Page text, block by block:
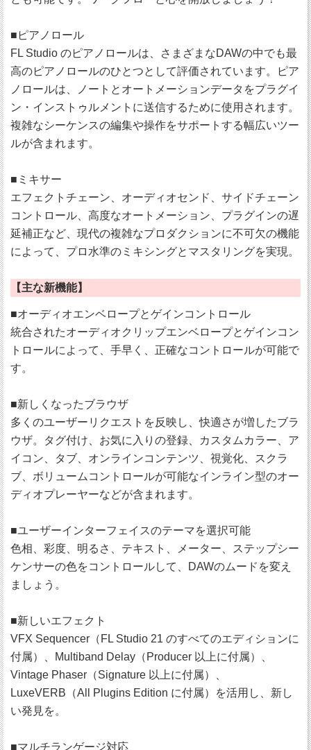
■ピアノロール
FL Studio のピアノロールは、さまざまなDAWの中でも最
高のピアノロールのひとつとして評価されています。ピア
ノロールは、ノートとオートメーションデータをプラグイ
ン・インストゥルメントに送信するために使用されます。
複雑なシーケンスの編集や操作をサポートする幅広いツー
ルが含まれます。
■ミキサー
エフェクトチェーン、オーディオセンド、サイドチェーン
コントロール、高度なオートメーション、プラグインの遅
延補正など、現代の複雑なプロダクションに不可欠の機能
によって、プロ水準のミキシングとマスタリングを実現。
【主な新機能】
■オーディオエンベロープとゲインコントロール
統合されたオーディオクリップエンベロープとゲインコン
トロールによって、手早く、正確なコントロールが可能で
す。
■新しくなったブラウザ
多くのユーザーリクエストを反映し、快適さが増したブラ
ウザ。タグ付け、お気に入りの登録、カスタムカラー、ア
イコン、タブ、オンラインコンテンツ、視覚化、スクラ
ブ、ボリュームコントロールが可能なインライン型のオー
ディオプレーヤーなどが含まれます。
■ユーザーインターフェイスのテーマを選択可能
色相、彩度、明るさ、テキスト、メーター、ステップシー
ケンサーの色をコントロールして、DAWのムードを変え
ましょう。
■新しいエフェクト
VFX Sequencer（FL Studio 21 のすべてのエディションに
付属）、Multiband Delay（Producer 以上に付属）、
Vintage Phaser（Signature 以上に付属）、
LuxeVERB（All Plugins Edition に付属）を活用し、新し
い発見を。
■マルチランゲージ対応